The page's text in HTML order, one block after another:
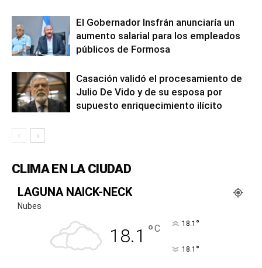
El Gobernador Insfrán anunciaría un
aumento salarial para los empleados
públicos de Formosa
Casación validó el procesamiento de
Julio De Vido y de su esposa por
supuesto enriquecimiento ilícito
CLIMA EN LA CIUDAD
LAGUNA NAICK-NECK
Nubes
18.1 °C 18.1 °
18.1 °